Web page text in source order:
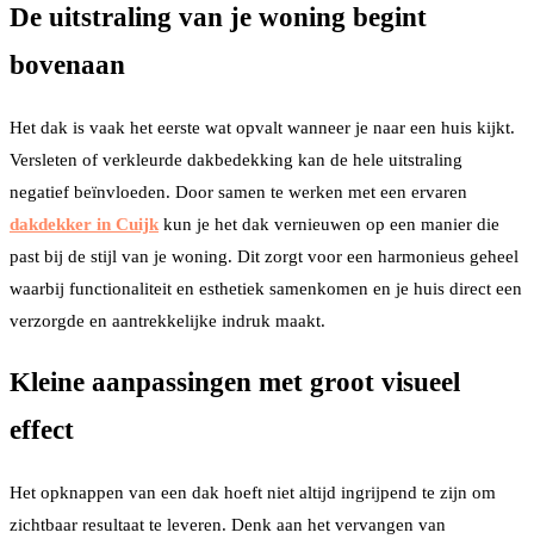
De uitstraling van je woning begint
bovenaan
Het dak is vaak het eerste wat opvalt wanneer je naar een huis kijkt.
Versleten of verkleurde dakbedekking kan de hele uitstraling
negatief beïnvloeden. Door samen te werken met een ervaren
dakdekker in Cuijk kun je het dak vernieuwen op een manier die
past bij de stijl van je woning. Dit zorgt voor een harmonieus geheel
waarbij functionaliteit en esthetiek samenkomen en je huis direct een
verzorgde en aantrekkelijke indruk maakt.
Kleine aanpassingen met groot visueel
effect
Het opknappen van een dak hoeft niet altijd ingrijpend te zijn om
zichtbaar resultaat te leveren. Denk aan het vervangen van